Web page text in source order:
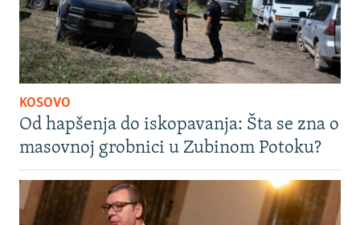
KOSOVO
Od hapšenja do iskopavanja: Šta se zna o
masovnoj grobnici u Zubinom Potoku?